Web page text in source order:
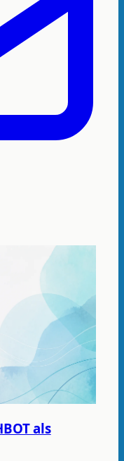
als